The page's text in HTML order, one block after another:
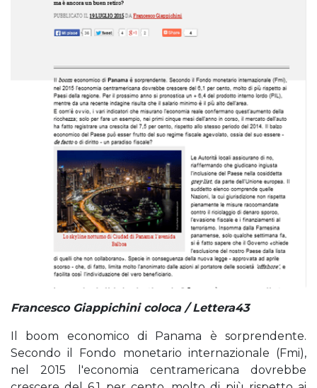
Francesco Giappichini coloca / Lettera43
Il boom economico di Panama è sorprendente.
Secondo il Fondo monetario internazionale (Fmi),
nel 2015 l'economia centramericana dovrebbe